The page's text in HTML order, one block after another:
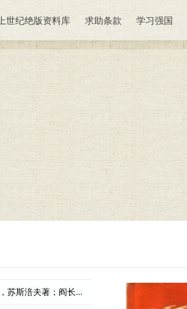
世纪绝版资料库 求助条款 学习强国
（苏）弗拉基米罗夫，苏斯涪夫著；阎长安译 编者